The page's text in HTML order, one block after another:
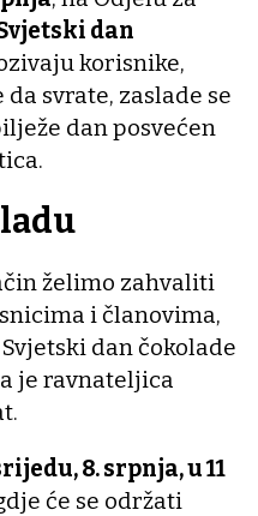
dan
korisnike,
svrate, zaslade se
dan posvećen
želimo zahvaliti
i članovima,
dan čokolade
je ravnateljica
8. srpnja, u 11
će se održati